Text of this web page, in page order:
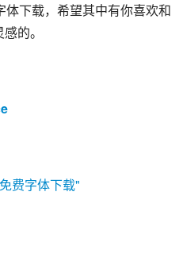
下载，希望其中有你喜欢和
的。